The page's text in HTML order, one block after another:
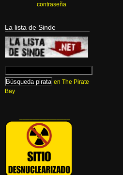
contraseña
La lista de Sinde
en The Pirate
Bay